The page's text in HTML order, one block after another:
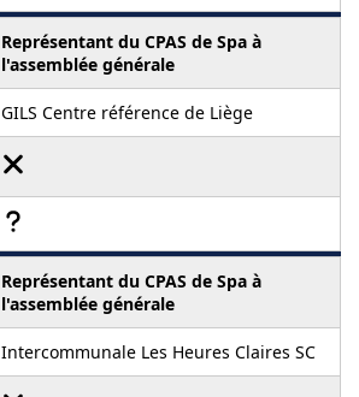
Représentant du CPAS de Spa à
l'assemblée générale
GILS Centre référence de Liège
Représentant du CPAS de Spa à
l'assemblée générale
Intercommunale Les Heures Claires SC